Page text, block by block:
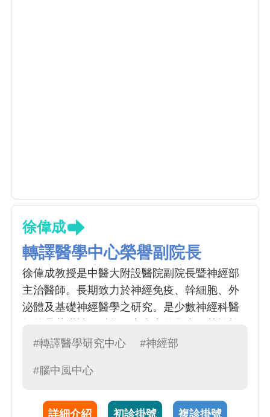
徐偉成
轉譯醫學中心榮譽副院長
徐偉成教授是中醫大附設醫院副院長暨神經部
主治醫師。長期致力於神經免疫、幹細胞、外
泌體及基礎神經醫學之研究。是少數神經科醫
細胞轉譯至臨床治療之研究獨步全球，實質嘉
風，多發性硬化症等第一期的臨床研究案於神
手。
#轉譯醫學研究中心 #神經部
#腦中風中心
詳細介紹 初診掛號 複診掛號